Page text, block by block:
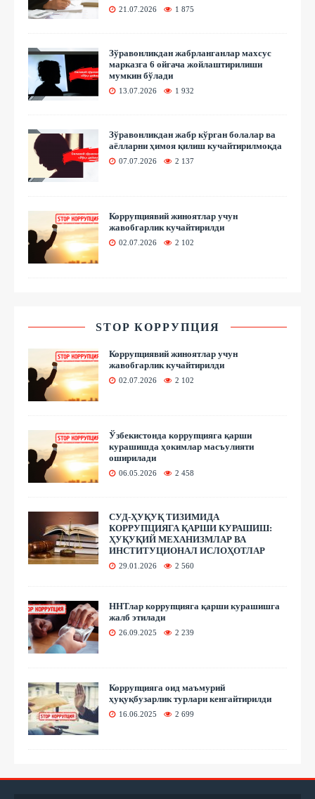
21.07.2026 1 875
Зўравонликдан жабрланганлар махсус
марказга 6 ойгача жойлаштирилиши
мумкин бўлади
13.07.2026 1 932
Зўравонликдан жабр кўрган болалар ва
аёлларни ҳимоя қилиш кучайтирилмоқда
07.07.2026 2 137
Коррупциявий жиноятлар учун
жавобгарлик кучайтирилди
02.07.2026 2 102
STOP КОРРУПЦИЯ
Коррупциявий жиноятлар учун
жавобгарлик кучайтирилди
02.07.2026 2 102
Ўзбекистонда коррупцияга қарши
курашишда ҳокимлар масъулияти
оширилади
06.05.2026 2 458
СУД-ҲУҚУҚ ТИЗИМИДА
КОРРУПЦИЯГА ҚАРШИ КУРАШИШ:
ҲУҚУҚИЙ МЕХАНИЗМЛАР ВА
ИНСТИТУЦИОНАЛ ИСЛОҲОТЛАР
29.01.2026 2 560
ННТлар коррупцияга қарши курашишга
жалб этилади
26.09.2025 2 239
Коррупцияга оид маъмурий
ҳуқуқбузарлик турлари кенгайтирилди
16.06.2025 2 699